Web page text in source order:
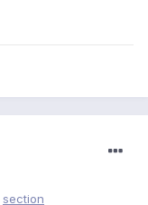
section